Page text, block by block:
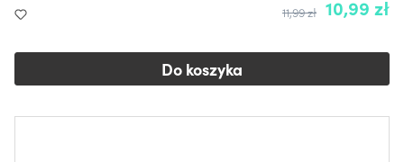
10,99 zł
11,99 zł
Do koszyka